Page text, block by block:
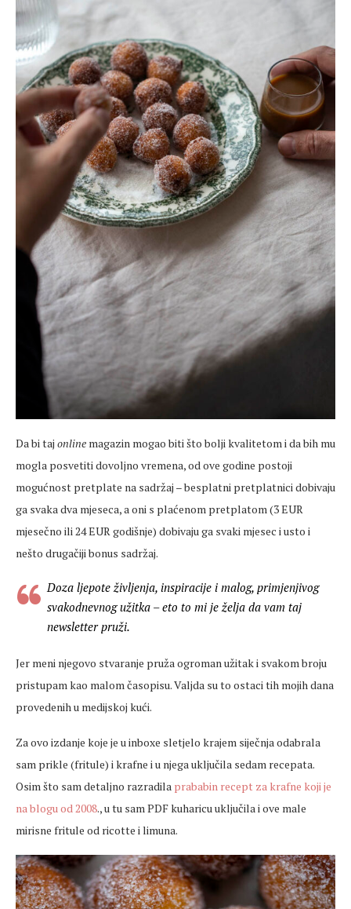
Da bi taj online magazin mogao biti što bolji kvalitetom i da bih mu
mogla posvetiti dovoljno vremena, od ove godine postoji
mogućnost pretplate na sadržaj – besplatni pretplatnici dobivaju
ga svaka dva mjeseca, a oni s plaćenom pretplatom (3 EUR
mjesečno ili 24 EUR godišnje) dobivaju ga svaki mjesec i usto i
nešto drugačiji bonus sadržaj.
Doza ljepote življenja, inspiracije i malog, primjenjivog
svakodnevnog užitka – eto to mi je želja da vam taj
newsletter pruži.
Jer meni njegovo stvaranje pruža ogroman užitak i svakom broju
pristupam kao malom časopisu. Valjda su to ostaci tih mojih dana
provedenih u medijskoj kući.
Za ovo izdanje koje je u inboxe sletjelo krajem siječnja odabrala
sam prikle (fritule) i krafne i u njega uključila sedam recepata.
Osim što sam detaljno razradila prababin recept za krafne koji je
na blogu od 2008., u tu sam PDF kuharicu uključila i ove male
mirisne fritule od ricotte i limuna.